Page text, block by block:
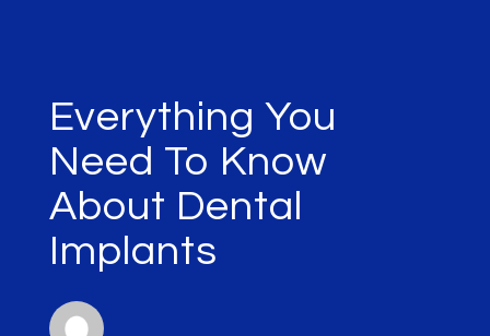
Everything You
Need To Know
About Dental
Implants